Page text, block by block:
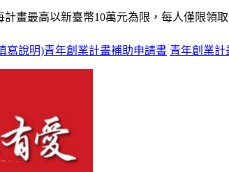
畫最高以新臺幣10萬元為限，每人僅限領取
寫說明)青年創業計畫補助申請書 青年創業計